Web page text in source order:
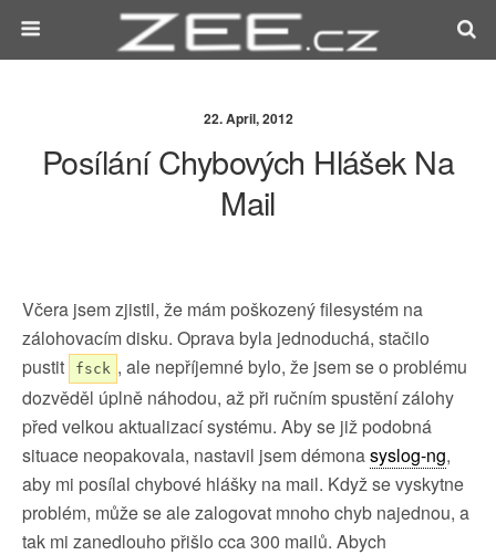
22. April, 2012
Posílání Chybových Hlášek Na
Mail
Včera jsem zjistil, že mám poškozený filesystém na
zálohovacím disku. Oprava byla jednoduchá, stačilo
pustit
fsck , ale nepříjemné bylo, že jsem se o problému
dozvěděl úplně náhodou, až při ručním spustění zálohy
před velkou aktualizací systému. Aby se již podobná
situace neopakovala, nastavil jsem démonasyslog-ng,
aby mi posílal chybové hlášky na mail. Když se vyskytne
problém, může se ale zalogovat mnoho chyb najednou, a
tak mi zanedlouho přišlo cca 300 mailů. Abych